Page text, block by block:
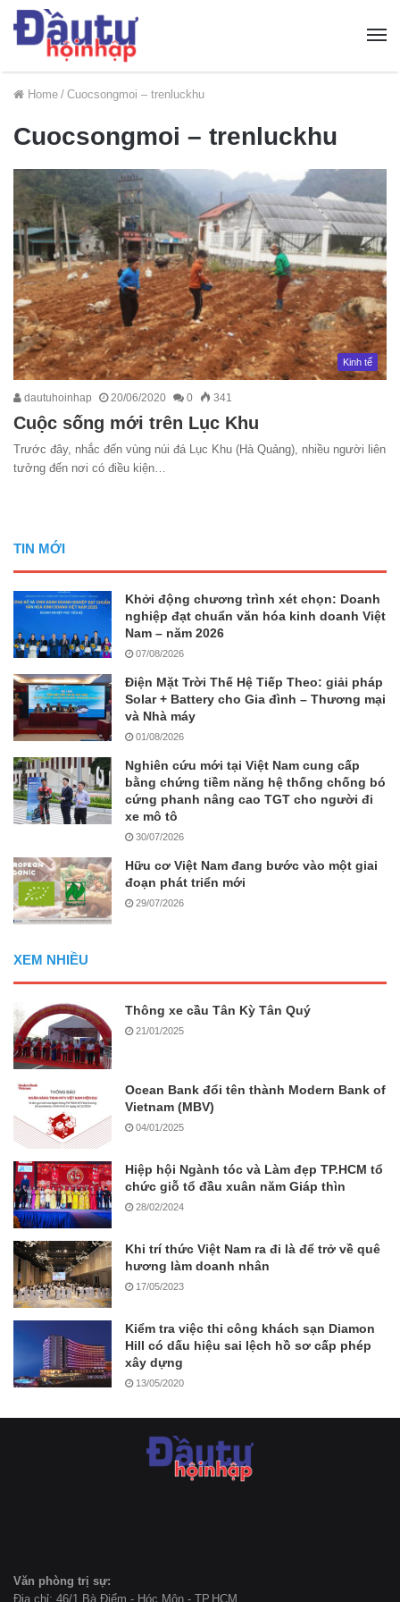
Home / Cuocsongmoi – trenluckhu
Cuocsongmoi – trenluckhu
Kinh tế
dautuhoinhap 20/06/2020 0 341
Cuộc sống mới trên Lục Khu
Trước đây, nhắc đến vùng núi đá Lục Khu (Hà Quảng), nhiều người liên
tưởng đến nơi có điều kiện…
TIN MỚI
Khởi động chương trình xét chọn: Doanh
nghiệp đạt chuẩn văn hóa kinh doanh Việt
Nam – năm 2026
07/08/2026
Điện Mặt Trời Thế Hệ Tiếp Theo: giải pháp
Solar + Battery cho Gia đình – Thương mại
và Nhà máy
01/08/2026
Nghiên cứu mới tại Việt Nam cung cấp
bằng chứng tiềm năng hệ thống chống bó
cứng phanh nâng cao TGT cho người đi
xe mô tô
30/07/2026
Hữu cơ Việt Nam đang bước vào một giai
đoạn phát triển mới
29/07/2026
XEM NHIỀU
Thông xe cầu Tân Kỳ Tân Quý
21/01/2025
Ocean Bank đổi tên thành Modern Bank of
Vietnam (MBV)
04/01/2025
Hiệp hội Ngành tóc và Làm đẹp TP.HCM tổ
chức giỗ tổ đầu xuân năm Giáp thìn
28/02/2024
Khi trí thức Việt Nam ra đi là để trở về quê
hương làm doanh nhân
17/05/2023
Kiểm tra việc thi công khách sạn Diamon
Hill có dấu hiệu sai lệch hồ sơ cấp phép
xây dựng
13/05/2020
Văn phòng trị sự:
Địa chỉ: 46/1 Bà Điểm - Hóc Môn - TP.HCM